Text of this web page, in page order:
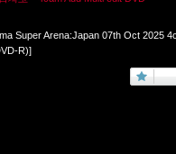
Super Arena:Japan 07th Oct 2025
R)]